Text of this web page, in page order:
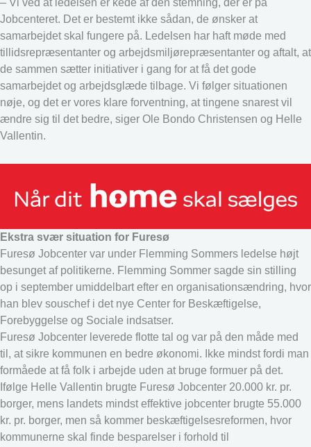
Jobcenteret. Det er bestemt ikke sådan, de ønsker at
samarbejdet skal fungere på. Ledelsen har haft møde med
tillidsrepræsentanter og arbejdsmiljørepræsentanter og aftalt, at
de sammen sætter initiativer i gang for at få det gode
samarbejdet og arbejdsglæde tilbage. Vi følger situationen
nøje, og det er vores klare forventning, at tingene snarest vil
ændre sig til det bedre, siger Ole Bondo Christensen og Helle
Vallentin.
Ekstra svær situation for Furesø
Furesø Jobcenter var under Flemming Sommers ledelse højt
besunget af politikerne. Flemming Sommer sagde sin stilling
op i september umiddelbart efter en organisationsændring, hvor
han blev souschef i det nye Center for Beskæftigelse,
Forebyggelse og Sociale indsatser.
Furesø Jobcenter leverede flotte tal og var på den måde med
til, at sikre kommunen en bedre økonomi. Ikke mindst fordi man
formåede at få folk i arbejde uden at bruge formuer på det.
Ifølge Helle Vallentin brugte Furesø Jobcenter 20.000 kr. pr.
borger, mens landets mindst effektive jobcenter brugte 55.000
kr. pr. borger, men så kommer beskæftigelsesreformen, hvor
kommunerne skal finde besparelser i forhold til